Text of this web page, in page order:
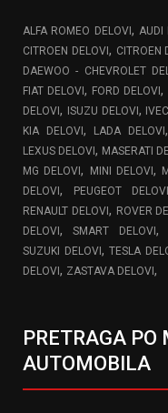
ALFA ROMEO DELOVI, AUDI
CITROEN DELOVI, CITROEN
DAEWOO - CHEVROLET
FIAT DELOVI, FORD DELOVI,
DELOVI, ISUZU DELOVI,
KIA DELOVI, LADA DELOVI,
LEXUS DELOVI, MASERATI
MG DELOVI, MINI DELOVI,
DELOVI, PEUGEOT DELOVI
RENAULT DELOVI, ROVER
DELOVI,SMART DELOVI
SUZUKI DELOVI,TESLA
DELOVI, ZASTAVA DELOVI,
PRETRAGA
AUTOMOBILA